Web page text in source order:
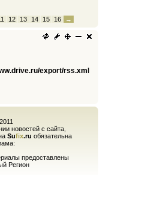
12 13 14 15 16 →
export/rss.xml
новостей с сайта,
Sufix.ru обязательна
предоставлены
Регион